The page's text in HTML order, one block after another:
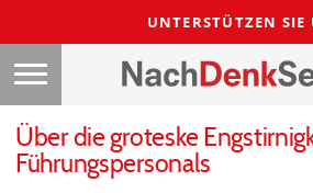
UNTERSTÜTZEN SIE
Über die groteske
Führungspersonals